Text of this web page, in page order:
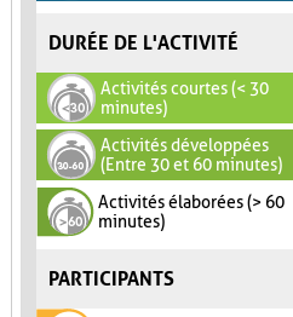
DURÉE DE L'ACTIVITÉ
Activités courtes (< 30
minutes)
Activités développées
(Entre 30 et 60 minutes)
Activités élaborées (> 60
minutes)
PARTICIPANTS